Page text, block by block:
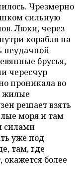
Чрезмерно
сильную
Люки, через
корабля на
неудачной
брусья,
чересчур
проникала во
жилые
решает взять
моря и там
силами
уже под
там, где
окажется более